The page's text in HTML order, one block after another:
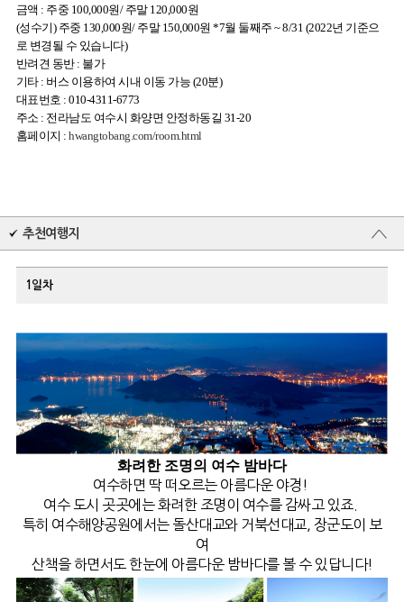
금액 : 주중 100,000원/ 주말 120,000원
(성수기) 주중 130,000원/ 주말 150,000원 *7월 둘째주 ~ 8/31 (2022년 기준으
로 변경될 수 있습니다)
반려견 동반 : 불가
기타 : 버스 이용하여 시내 이동 가능 (20분)
대표번호 : 010-4311-6773
주소 : 전라남도 여수시 화양면 안정하동길 31-20
홈페이지 :hwangtobang.com/room.html
추천여행지
1일차
화려한 조명의 여수 밤바다
여수하면 딱 떠오르는 아름다운 야경!
여수 도시 곳곳에는 화려한 조명이 여수를 감싸고 있죠.
특히 여수해양공원에서는 돌산대교와 거북선대교, 장군도이 보
여
산책을 하면서도 한눈에 아름다운 밤바다를 볼 수 있답니다!